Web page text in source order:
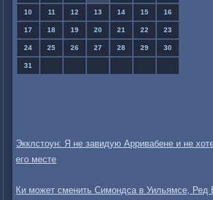
10 11 12 13 14 15 16
17 18 19 20 21 22 23
24 25 26 27 28 29 30
31
Экклстоун: Я не завидую Арривабене и не
его месте
Ки может сменить Симондса в Уильямсе, Ред